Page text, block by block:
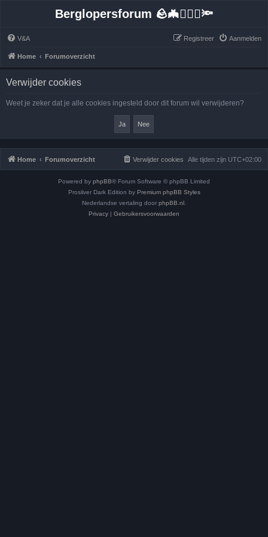
Berglopersforum 🪨🦇🚶🏻‍♂️🔦
V&A Aanmelden
Registreer
Home Forumoverzicht
Verwijder cookies
Weet je zeker dat je alle cookies ingesteld door dit forum wil verwijderen?
Home Forumoverzicht Alle tijden zijn UTC+02:00
Verwijder cookies
Powered by phpBB® Forum Software © phpBB Limited
Prosilver Dark Edition by Premium phpBB Styles
Nederlandse vertaling door phpBB.nl
Privacy | Gebruikersvoorwaarden